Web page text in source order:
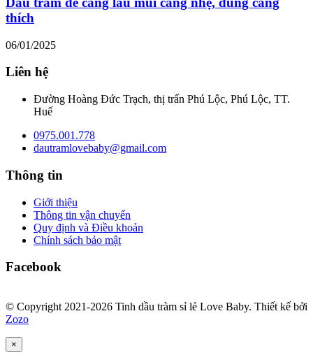
thích
06/01/2025
Liên hệ
Đường Hoàng Đức Trạch, thị trấn Phú Lộc, Phú Lộc, TT.
Huế
0975.001.778
dautramlovebaby@gmail.com
Thông tin
Giới thiệu
Thông tin vận chuyển
Quy định và Điều khoản
Chính sách bảo mật
Facebook
© Copyright 2021-2026 Tinh dầu tràm sỉ lẻ Love Baby. Thiết kế bởi
Zozo
×